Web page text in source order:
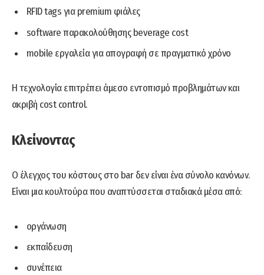
RFID tags για premium φιάλες
software παρακολούθησης beverage cost
mobile εργαλεία για απογραφή σε πραγματικό χρόνο
Η τεχνολογία επιτρέπει άμεσο εντοπισμό προβλημάτων και
ακριβή cost control.
Κλείνοντας
Ο έλεγχος του κόστους στο bar δεν είναι ένα σύνολο κανόνων.
Είναι μια κουλτούρα που αναπτύσσεται σταδιακά μέσα από:
οργάνωση
εκπαίδευση
συνέπεια